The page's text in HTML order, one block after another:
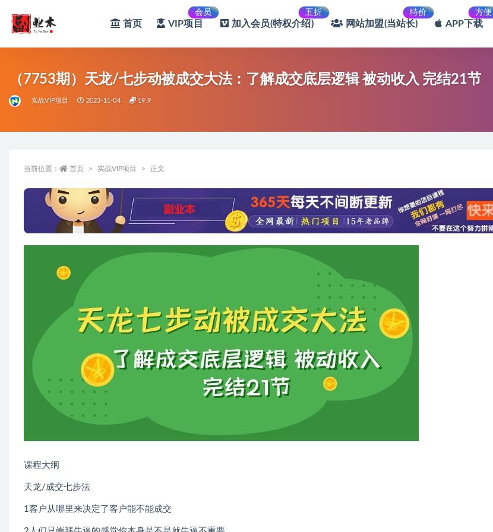
首页 VIP项目
会员
加入会员(特权介绍)
五折
网站加盟(当站长)
特价
APP下载
方便
（7753期）天龙/七步动被成交大法：了解成交底层逻辑 被动收入 完结21节
实战VIP项目 2023-11-04 19.9
当前位置： 首页 实战VIP项目 正文
课程大纲
天龙/成交七步法
1客户从哪里来决定了客户能不能成交